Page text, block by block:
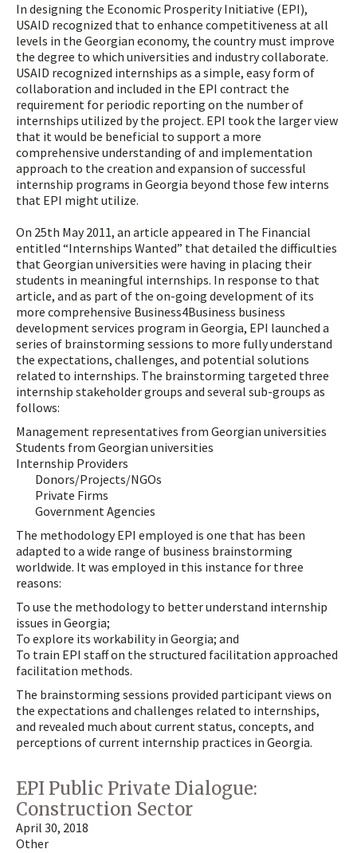
In designing the Economic Prosperity Initiative (EPI),
USAID recognized that to enhance competitiveness at all
levels in the Georgian economy, the country must improve
the degree to which universities and industry collaborate.
USAID recognized internships as a simple, easy form of
collaboration and included in the EPI contract the
requirement for periodic reporting on the number of
internships utilized by the project. EPI took the larger view
that it would be beneficial to support a more
comprehensive understanding of and implementation
approach to the creation and expansion of successful
internship programs in Georgia beyond those few interns
that EPI might utilize.
On 25th May 2011, an article appeared in The Financial
entitled “Internships Wanted” that detailed the difficulties
that Georgian universities were having in placing their
students in meaningful internships. In response to that
article, and as part of the on-going development of its
more comprehensive Business4Business business
development services program in Georgia, EPI launched a
series of brainstorming sessions to more fully understand
the expectations, challenges, and potential solutions
related to internships. The brainstorming targeted three
internship stakeholder groups and several sub-groups as
follows:
Management representatives from Georgian universities
Students from Georgian universities
Internship Providers
Donors/Projects/NGOs
Private Firms
Government Agencies
The methodology EPI employed is one that has been
adapted to a wide range of business brainstorming
worldwide. It was employed in this instance for three
reasons:
To use the methodology to better understand internship
issues in Georgia;
To explore its workability in Georgia; and
To train EPI staff on the structured facilitation approached
facilitation methods.
The brainstorming sessions provided participant views on
the expectations and challenges related to internships,
and revealed much about current status, concepts, and
perceptions of current internship practices in Georgia.
EPI Public Private Dialogue:
Construction Sector
April 30, 2018
Other